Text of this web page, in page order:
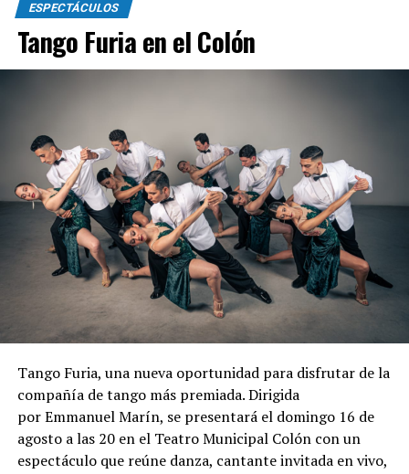
ESPECTÁCULOS
Tango Furia en el Colón
Tango Furia, una nueva oportunidad para disfrutar de la
compañía de tango más premiada. Dirigida
por Emmanuel Marín, se presentará el domingo 16 de
agosto a las 20 en el Teatro Municipal Colón con un
espectáculo que reúne danza, cantante invitada en vivo,